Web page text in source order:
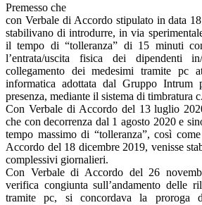
Premesso che
con Verbale di Accordo stipulato in data
stabilivano di introdurre, in via
il tempo di “tolleranza” di 15 minuti
l’entrata/uscita fisica dei dipendenti
collegamento dei medesimi tramite pc
informatica adottata dal Gruppo Intrum
presenza, mediante il sistema di timbratura
Con Verbale di Accordo del 13 luglio
che con decorrenza dal 1 agosto 2020 e
tempo massimo di “tolleranza”, così
Accordo del 18 dicembre 2019, venisse
complessivi giornalieri.
Con Verbale di Accordo del 26
verifica congiunta sull’andamento delle
tramite pc, si concordava la proroga